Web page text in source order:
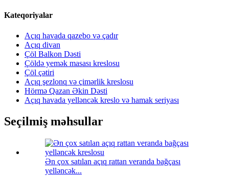
Kateqoriyalar
Açıq havada qazebo və çadır
Açıq divan
Çöl Balkon Dəsti
Çöldə yemək masası kreslosu
Çöl çətiri
Açıq şezlonq və çimərlik kreslosu
Hörmə Qazan Əkin Dəsti
Açıq havada yelləncək kreslo və hamak seriyası
Seçilmiş məhsullar
Ən çox satılan açıq rattan veranda bağçası
yelləncək...